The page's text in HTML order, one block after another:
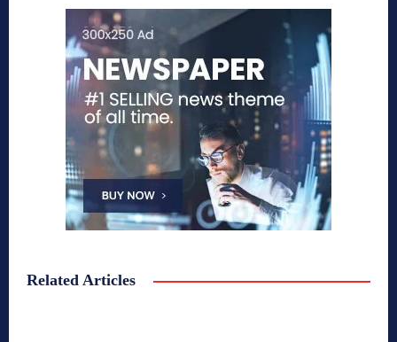
Related Articles